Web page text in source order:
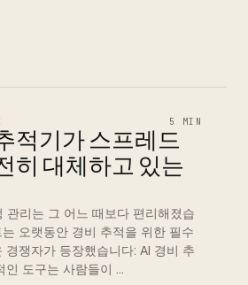
5 MIN
적기가 스프레드
히 대체하고 있는
관리는 그 어느 때보다 편리해졌습
오랫동안 경비 추적을 위한 필수
경쟁자가 등장했습니다: AI 경비 추
인 도구는 사람들이 …